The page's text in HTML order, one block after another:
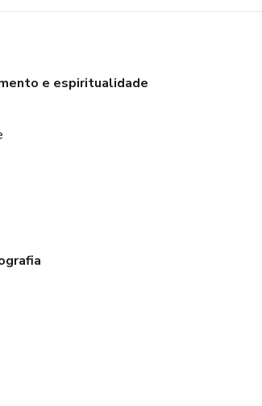
e espiritualidade